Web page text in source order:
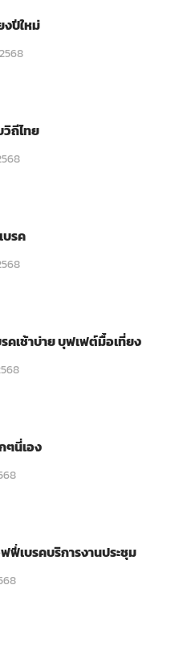
งปีใหม่
ถีไทย
รค
คเช้าบ่าย บุฟเฟต์มื้อเที่ยง
ๆนี่เอง
ฟี่เบรคบริการงานประชุม